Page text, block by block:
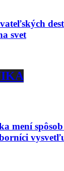
svet
mení